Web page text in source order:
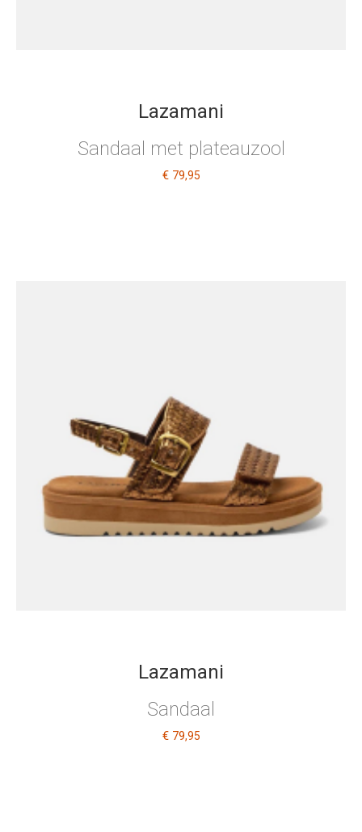
Lazamani
Sandaal met plateauzool
€ 79,95
Lazamani
Sandaal
€ 79,95